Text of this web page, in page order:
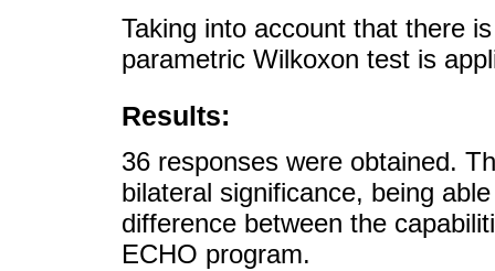
Taking into account that there
parametric Wilkoxon test is
Results:
36 responses were obtained.
bilateral significance, being
difference between the
ECHO program.